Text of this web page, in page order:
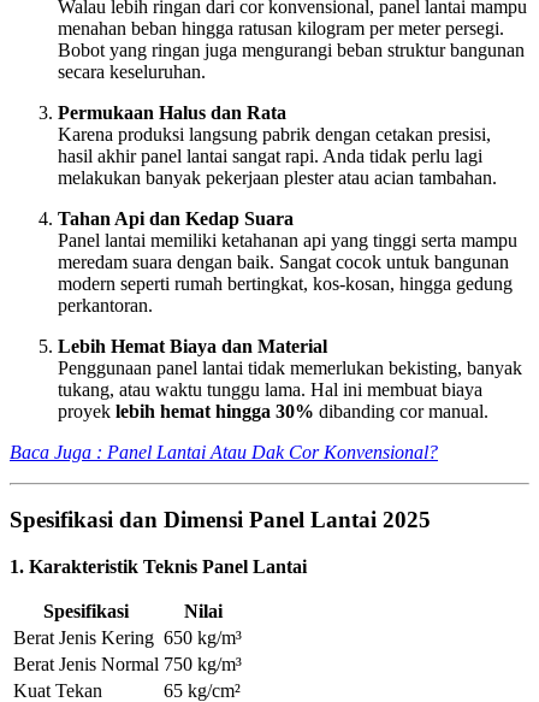
Walau lebih ringan dari cor konvensional, panel lantai mampu
menahan beban hingga ratusan kilogram per meter persegi.
Bobot yang ringan juga mengurangi beban struktur bangunan
secara keseluruhan.
Permukaan Halus dan Rata
Karena produksi langsung pabrik dengan cetakan presisi,
hasil akhir panel lantai sangat rapi. Anda tidak perlu lagi
melakukan banyak pekerjaan plester atau acian tambahan.
Tahan Api dan Kedap Suara
Panel lantai memiliki ketahanan api yang tinggi serta mampu
meredam suara dengan baik. Sangat cocok untuk bangunan
modern seperti rumah bertingkat, kos-kosan, hingga gedung
perkantoran.
Lebih Hemat Biaya dan Material
Penggunaan panel lantai tidak memerlukan bekisting, banyak
tukang, atau waktu tunggu lama. Hal ini membuat biaya
proyek lebih hemat hingga 30% dibanding cor manual.
Baca Juga : Panel Lantai Atau Dak Cor Konvensional?
Spesifikasi dan Dimensi Panel Lantai 2025
1. Karakteristik Teknis Panel Lantai
Spesifikasi
Nilai
Berat Jenis Kering 650 kg/m³
Berat Jenis Normal 750 kg/m³
Kuat Tekan
65 kg/cm²